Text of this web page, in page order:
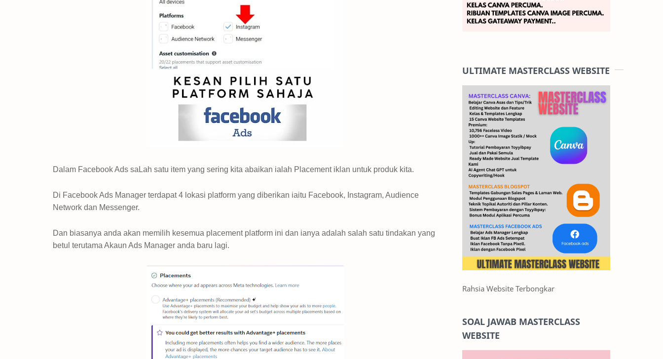
Dalam Facebook Ads saLah satu item yang sering kita abaikan ialah Placement iklan untuk produk kita.
Di Facebook Ads Manager terdapat 4 lokasi platform yang diberikan iaitu Facebook, Instagram, Audience
Network dan Messenger.
Dan biasanya anda akan memilih kesemua placement platform ini dan ianya adalah salah satu tindakan yang
betul terutama Akaun Ads Manager anda baru lagi.
ULTIMATE MASTERCLASS WEBSITE
Rahsia Website Terbongkar
SOAL JAWAB MASTERCLASS
WEBSITE